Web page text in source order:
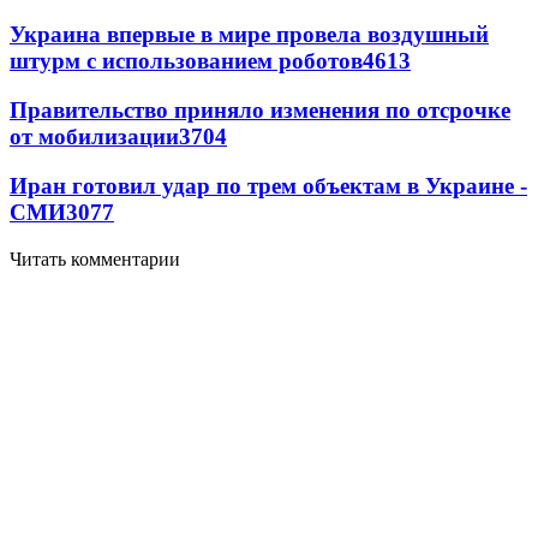
Украина впервые в мире провела воздушный
штурм с использованием роботов4613
Правительство приняло изменения по отсрочке
от мобилизации3704
Иран готовил удар по трем объектам в Украине -
СМИ3077
Читать комментарии